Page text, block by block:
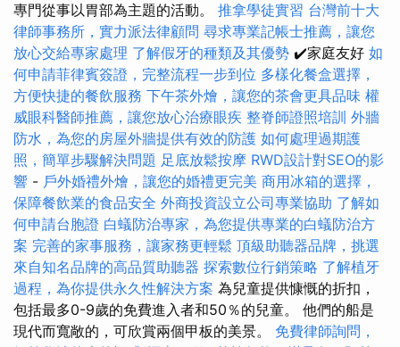
專門從事以胃部為主題的活動。 推拿學徒實習 台灣前十大
律師事務所，實力派法律顧問 尋求專業記帳士推薦，讓您
放心交給專家處理 了解假牙的種類及其優勢 ✔️家庭友好 如
何申請菲律賓簽證，完整流程一步到位 多樣化餐盒選擇，
方便快捷的餐飲服務 下午茶外燴，讓您的茶會更具品味 權
威眼科醫師推薦，讓您放心治療眼疾 整脊師證照培訓 外牆
防水，為您的房屋外牆提供有效的防護 如何處理過期護
照，簡單步驟解決問題 足底放鬆按摩 RWD設計對SEO的影
響 - 戶外婚禮外燴，讓您的婚禮更完美 商用冰箱的選擇，
保障餐飲業的食品安全 外商投資設立公司專業協助 了解如
何申請台胞證 白蟻防治專家，為您提供專業的白蟻防治方
案 完善的家事服務，讓家務更輕鬆 頂級助聽器品牌，挑選
來自知名品牌的高品質助聽器 探索數位行銷策略 了解植牙
過程，為你提供永久性解決方案 為兒童提供慷慨的折扣，
包括最多0-9歲的免費進入者和50％的兒童。 他們的船是
現代而寬敞的，可欣賞兩個甲板的美景。 免費律師詢問，